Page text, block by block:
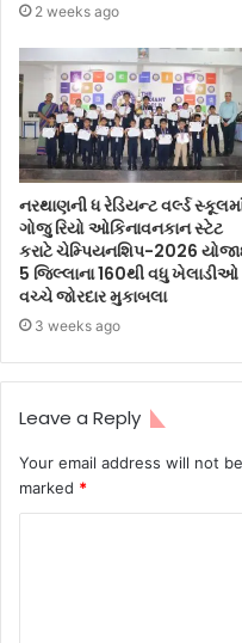
2 weeks ago
નરથાણની ધ રેડિયન્ટ વર્લ્ડ
ગોજુ રિયો ઓકિનાવનકાન સ્ટેટ
કરાટે ચેમ્પિયનશિપ-2026
5 જિલ્લાના 160થી વધુ ખેલાડીઓ
વચ્ચે જોરદાર મુકાબલા
3 weeks ago
Leave a Reply
Your email address will not
marked *